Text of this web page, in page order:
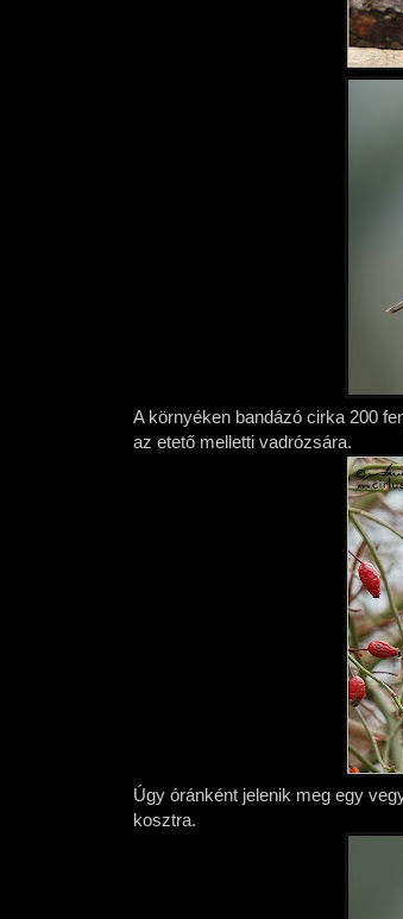
A környéken bandázó cirka 200
az etető melletti vadrózsára.
Úgy óránként jelenik meg egy
kosztra.